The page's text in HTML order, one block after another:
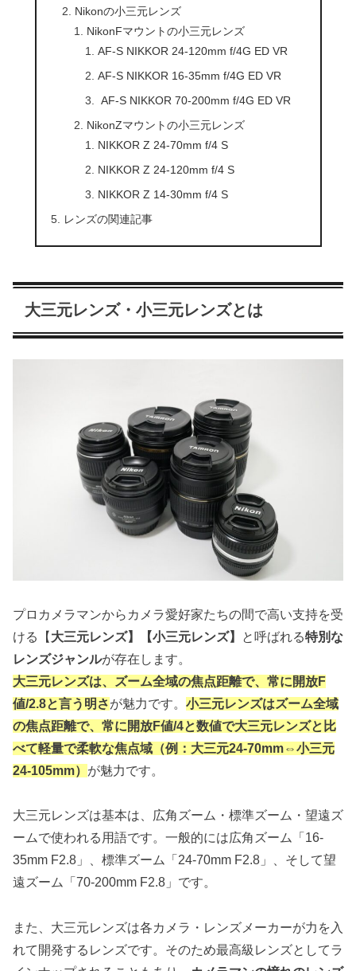
Nikonの小三元レンズ
NikonFマウントの小三元レンズ
AF-S NIKKOR 24-120mm f/4G ED VR
AF-S NIKKOR 16-35mm f/4G ED VR
AF-S NIKKOR 70-200mm f/4G ED VR
NikonZマウントの小三元レンズ
NIKKOR Z 24-70mm f/4 S
NIKKOR Z 24-120mm f/4 S
NIKKOR Z 14-30mm f/4 S
レンズの関連記事
大三元レンズ・小三元レンズとは
プロカメラマンからカメラ愛好家たちの間で高い支持を受
ける【 大三元レンズ】【小三元レンズ】 と呼ばれる特別な
レンズジャンルが存在します。
大三元レンズは、ズーム全域の焦点距離で、常に開放F
値/2.8と言う明さが魅力です。 小三元レンズはズーム全域
の焦点距離で、常に開放F値/4と数値で大三元レンズと比
べて軽量で柔軟な焦点域（例：大三元24-70mm⇔小三元
24-105mm） が魅力です。
大三元レンズは基本は、広角ズーム・標準ズーム・望遠ズ
ームで使われる用語です。一般的には広角ズーム「16-
35mm F2.8」、標準ズーム「24-70mm F2.8」、そして望
遠ズーム「70-200mm F2.8」です。
また、大三元レンズは各カメラ・レンズメーカーが力を入
れて開発するレンズです。そのため最高級レンズとしてラ